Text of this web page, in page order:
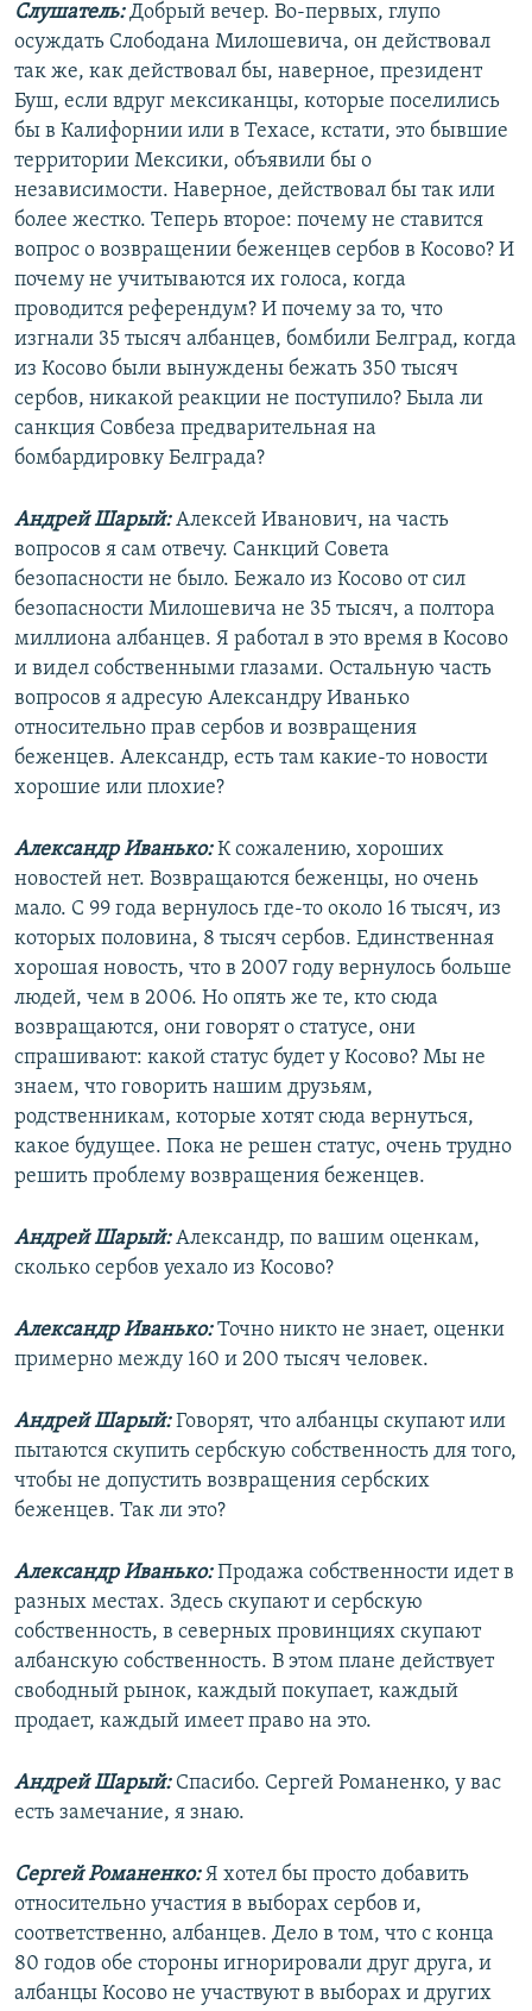
Слушатель:Добрый вечер. Во-первых, глупо
осуждать Слободана Милошевича, он действовал
так же, как действовал бы, наверное, президент
Буш, если вдруг мексиканцы, которые поселились
бы в Калифорнии или в Техасе, кстати, это бывшие
территории Мексики, объявили бы о
независимости. Наверное, действовал бы так или
более жестко. Теперь второе: почему не ставится
вопрос о возвращении беженцев сербов в Косово? И
почему не учитываются их голоса, когда
проводится референдум? И почему за то, что
изгнали 35 тысяч албанцев, бомбили Белград, когда
из Косово были вынуждены бежать 350 тысяч
сербов, никакой реакции не поступило? Была ли
санкция Совбеза предварительная на
бомбардировку Белграда?
Андрей Шарый:Алексей Иванович, на часть
вопросов я сам отвечу. Санкций Совета
безопасности не было. Бежало из Косово от сил
безопасности Милошевича не 35 тысяч, а полтора
миллиона албанцев. Я работал в это время в Косово
и видел собственными глазами. Остальную часть
вопросов я адресую Александру Иванько
относительно прав сербов и возвращения
беженцев. Александр, есть там какие-то новости
хорошие или плохие?
Александр Иванько:К сожалению, хороших
новостей нет. Возвращаются беженцы, но очень
мало. С 99 года вернулось где-то около 16 тысяч, из
которых половина, 8 тысяч сербов. Единственная
хорошая новость, что в 2007 году вернулось больше
людей, чем в 2006. Но опять же те, кто сюда
возвращаются, они говорят о статусе, они
спрашивают: какой статус будет у Косово? Мы не
знаем, что говорить нашим друзьям,
родственникам, которые хотят сюда вернуться,
какое будущее. Пока не решен статус, очень трудно
решить проблему возвращения беженцев.
Андрей Шарый:Александр, по вашим оценкам,
сколько сербов уехало из Косово?
Александр Иванько:Точно никто не знает, оценки
примерно между 160 и 200 тысяч человек.
Андрей Шарый:Говорят, что албанцы скупают или
пытаются скупить сербскую собственность для того,
чтобы не допустить возвращения сербских
беженцев. Так ли это?
Александр Иванько:Продажа собственности идет в
разных местах. Здесь скупают и сербскую
собственность, в северных провинциях скупают
албанскую собственность. В этом плане действует
свободный рынок, каждый покупает, каждый
продает, каждый имеет право на это.
Андрей Шарый: Спасибо. Сергей Романенко, у вас
есть замечание, я знаю.
Сергей Романенко:Я хотел бы просто добавить
относительно участия в выборах сербов и,
соответственно, албанцев. Дело в том, что с конца
80 годов обе стороны игнорировали друг друга, и
албанцы Косово не участвуют в выборах и других